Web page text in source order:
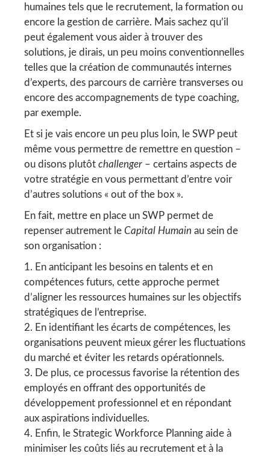
humaines tels que le recrutement, la formation ou
encore la gestion de carrière. Mais sachez qu’il
peut également vous aider à trouver des
solutions, je dirais, un peu moins conventionnelles
telles que la création de communautés internes
d’experts, des parcours de carrière transverses ou
encore des accompagnements de type coaching,
par exemple.
Et si je vais encore un peu plus loin, le SWP peut
même vous permettre de remettre en question –
ou disons plutôtchallenger – certains aspects de
votre stratégie en vous permettant d’entre voir
d’autres solutions « out of the box ».
En fait, mettre en place un SWP permet de
repenser autrement leCapital Humain au sein de
son organisation :
En anticipant les besoins en talents et en
compétences futurs, cette approche permet
d’aligner les ressources humaines sur les objectifs
stratégiques de l’entreprise.
En identifiant les écarts de compétences, les
organisations peuvent mieux gérer les fluctuations
du marché et éviter les retards opérationnels.
De plus, ce processus favorise la rétention des
employés en offrant des opportunités de
développement professionnel et en répondant
aux aspirations individuelles.
Enfin, le Strategic Workforce Planning aide à
minimiser les coûts liés au recrutement et à la